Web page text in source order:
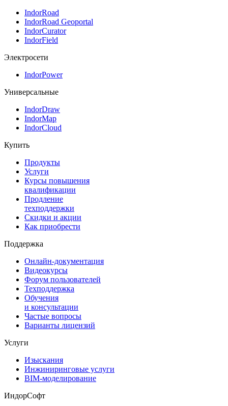
IndorRoad
IndorRoad Geoportal
IndorCurator
IndorField
Электросети
IndorPower
Универсальные
IndorDraw
IndorMap
IndorCloud
Купить
Продукты
Услуги
Курсы повышения
квалификации
Продление
техподдержки
Скидки и акции
Как приобрести
Поддержка
Онлайн-документация
Видеокурсы
Форум пользователей
Техподдержка
Обучения
и консультации
Частые вопросы
Варианты лицензий
Услуги
Изыскания
Инжиниринговые услуги
BIM-моделирование
ИндорСофт